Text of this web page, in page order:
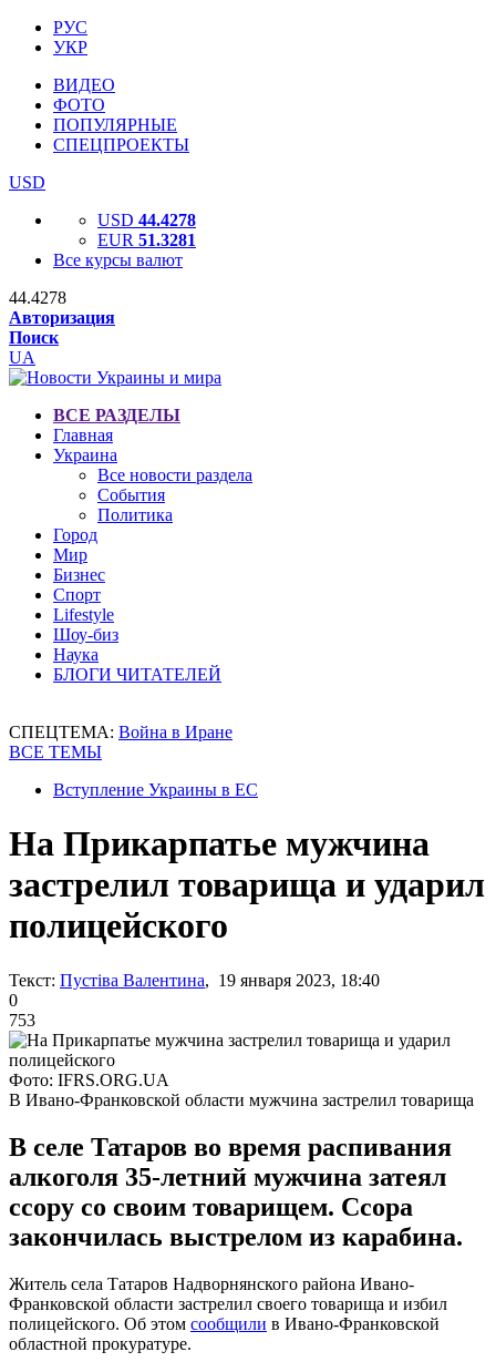
РУС
УКР
ВИДЕО
ФОТО
ПОПУЛЯРНЫЕ
СПЕЦПРОЕКТЫ
USD
USD 44.4278
EUR 51.3281
Все курсы валют
44.4278
Авторизация
Поиск
UA
ВСЕ РАЗДЕЛЫ
Главная
Украина
Все новости раздела
События
Политика
Город
Мир
Бизнес
Спорт
Lifestyle
Шоу-биз
Наука
БЛОГИ ЧИТАТЕЛЕЙ
СПЕЦТЕМА: Война в Иране
ВСЕ ТЕМЫ
Вступление Украины в ЕС
На Прикарпатье мужчина
застрелил товарища и ударил
полицейского
Текст: Пустіва Валентина, 19 января 2023, 18:40
0
753
Фото: IFRS.ORG.UA
В Ивано-Франковской области мужчина застрелил товарища
В селе Татаров во время распивания
алкоголя 35-летний мужчина затеял
ссору со своим товарищем. Ссора
закончилась выстрелом из карабина.
Житель села Татаров Надворнянского района Ивано-
Франковской области застрелил своего товарища и избил
полицейского. Об этом сообщили в Ивано-Франковской
областной прокуратуре.